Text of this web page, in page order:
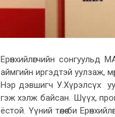
Ерөнхийлөгчийн сонгуульд
аймгийн иргэдтэй уулзаж,
Нэр дэвшигч У.Хүрэлсүх
гэж хэлж байсан. Шүүх,
ёстой. Үүний төлөө би